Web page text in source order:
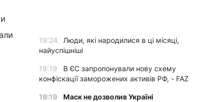
19:24
Люди, які народилися в ці місяці,
найуспішніші
19:19
В ЄС запропонували нову схему
конфіскації заморожених активів РФ, - FAZ
19:19
Маск не дозволив Україні